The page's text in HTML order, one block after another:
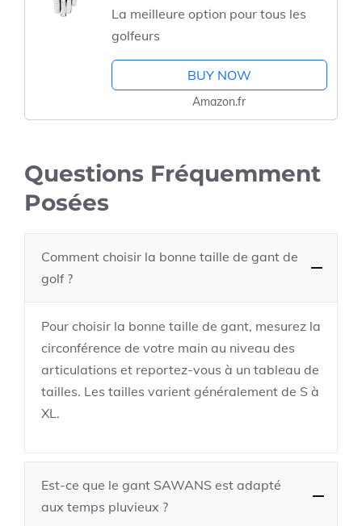
La meilleure option pour tous les
golfeurs
BUY NOW
Amazon.fr
Questions Fréquemment
Posées
Comment choisir la bonne taille de gant de
golf ?
Pour choisir la bonne taille de gant, mesurez la
circonférence de votre main au niveau des
articulations et reportez-vous à un tableau de
tailles. Les tailles varient généralement de S à
XL.
Est-ce que le gant SAWANS est adapté
aux temps pluvieux ?